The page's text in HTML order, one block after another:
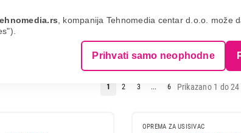
, kompanija Tehnomedia centar d.o.o. može
Prihvati samo neophodne
USISIVAČE
Prikazano 1 do
1 2 3 ... 6
OPREMA ZA USISIVAC